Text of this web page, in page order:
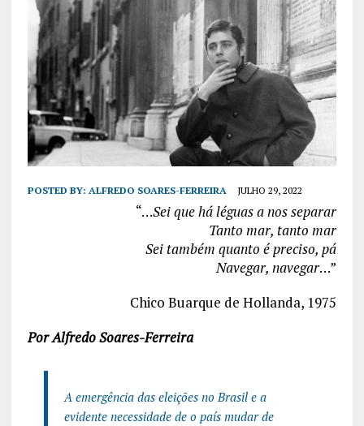
POSTED BY: ALFREDO SOARES-FERREIRA JULHO 29, 2022
“…Sei que há léguas a nos separar
Tanto mar, tanto mar
Sei também quanto é preciso, pá
Navegar, navegar…”
Chico Buarque de Hollanda, 1975
Por Alfredo Soares-Ferreira
A emergência das eleições no Brasil e a
evidente necessidade de o país mudar de